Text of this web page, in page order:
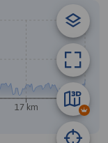
B
17 km 22 km